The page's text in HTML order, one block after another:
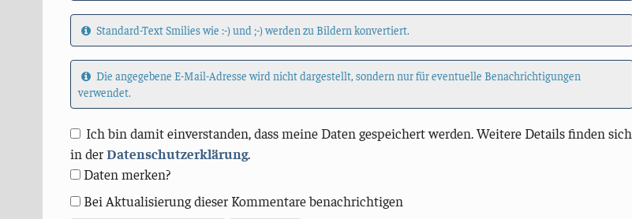
Standard-Text Smilies wie :-) und ;-) werden zu Bildern konvertiert.
Die angegebene E-Mail-Adresse wird nicht dargestellt, sondern nur für eventuelle Benachrichtigungen
verwendet.
Ich bin damit einverstanden, dass meine Daten gespeichert werden. Weitere Details finden sich
in derDatenschutzerklärung.
Daten merken?
Bei Aktualisierung dieser Kommentare benachrichtigen